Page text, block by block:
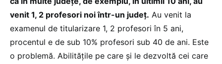
venit 1, 2 profesori noi într-un județ. Au venit la
examenul de titularizare 1, 2 profesori în 5 ani,
procentul e de sub 10% profesori sub 40 de ani. Este
o problemă. Abilitățile pe care și le dezvoltă cei care